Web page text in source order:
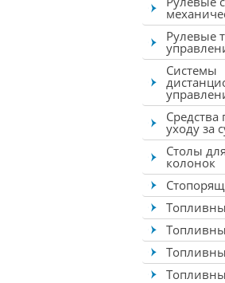
Рулевые
Системы
Средства
уходу за
Столы
колонок